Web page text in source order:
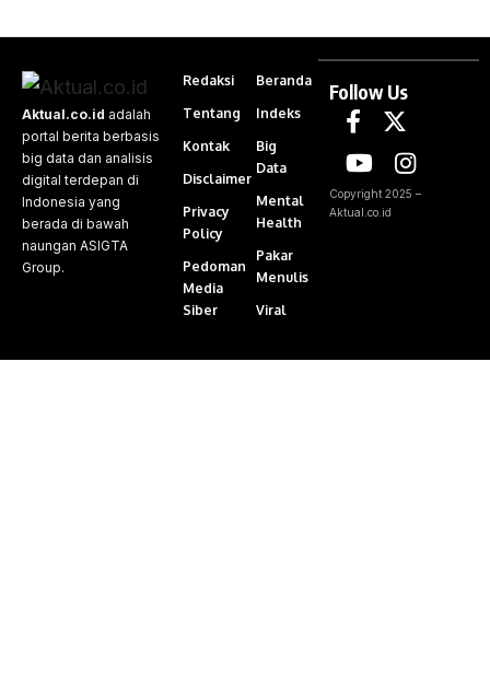
Aktual.co.id adalah
portal berita berbasis
big data dan analisis
digital terdepan di
Indonesia yang
berada di bawah
naungan ASIGTA
Group.
Redaksi
Tentang
Kontak
Disclaimer
Privacy
Policy
Pedoman
Media
Siber
Beranda
Indeks
Big
Data
Mental
Health
Pakar
Menulis
Viral
Follow Us
Copyright 2025 –
Aktual.co.id